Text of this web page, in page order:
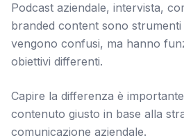
Podcast aziendale, intervista,
branded content sono strumenti
vengono confusi, ma hanno
obiettivi differenti.
Capire la differenza è
contenuto giusto in base alla
comunicazione aziendale.